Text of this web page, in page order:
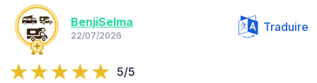
BenjiSelma
22/07/2026
Traduire
5/5